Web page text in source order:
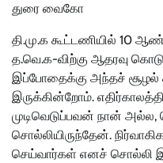
துரை வைகோ
தி.மு.க கூட்டணியில் 10
த.வெ.க-விற்கு ஆதரவு
இப்போதைக்கு அந்தச் சூழல்
இருக்கின்றோம்.
முடிவெடுப்பவன் நான்
சொல்லியிருந்தேன்.
செய்வார்கள் எனச் சொல்லி